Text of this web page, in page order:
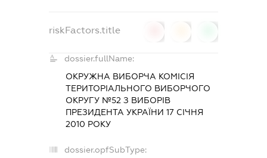
riskFactors.title
dossier.fullName:
ОКРУЖНА ВИБОРЧА КОМІСІЯ
ТЕРИТОРІАЛЬНОГО ВИБОРЧОГО
ОКРУГУ №52 З ВИБОРІВ
ПРЕЗИДЕНТА УКРАЇНИ 17 СІЧНЯ
2010 РОКУ
dossier.opfSubType: